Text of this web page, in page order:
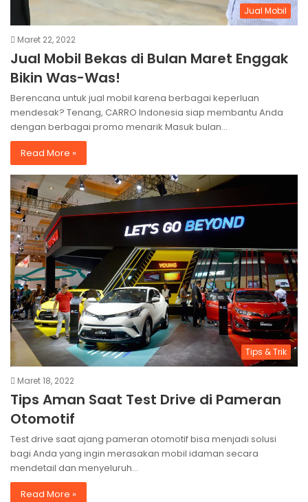
Jual Mobil
Maret 22, 2022
Jual Mobil Bekas di Bulan Maret Enggak
Bikin Was-Was!
Berencana untuk jual mobil karena berbagai keperluan
mendesak? Tenang, CARRO Indonesia siap membantu Anda
dengan berbagai promo menarik Masuk bulan…
Read More »
Tips & Trik
Maret 18, 2022
Tips Aman Saat Test Drive di Pameran
Otomotif
Test drive saat ajang pameran otomotif bisa menjadi solusi
bagi Anda yang ingin merasakan mobil idaman secara
mendetail dan menyeluruh…
Read More »